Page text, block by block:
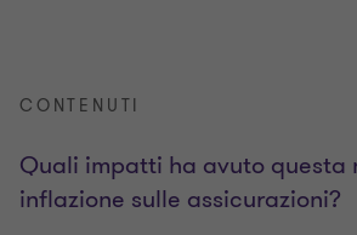
CONTENUTI
Quali impatti ha avuto questa
inflazione sulle assicurazioni?